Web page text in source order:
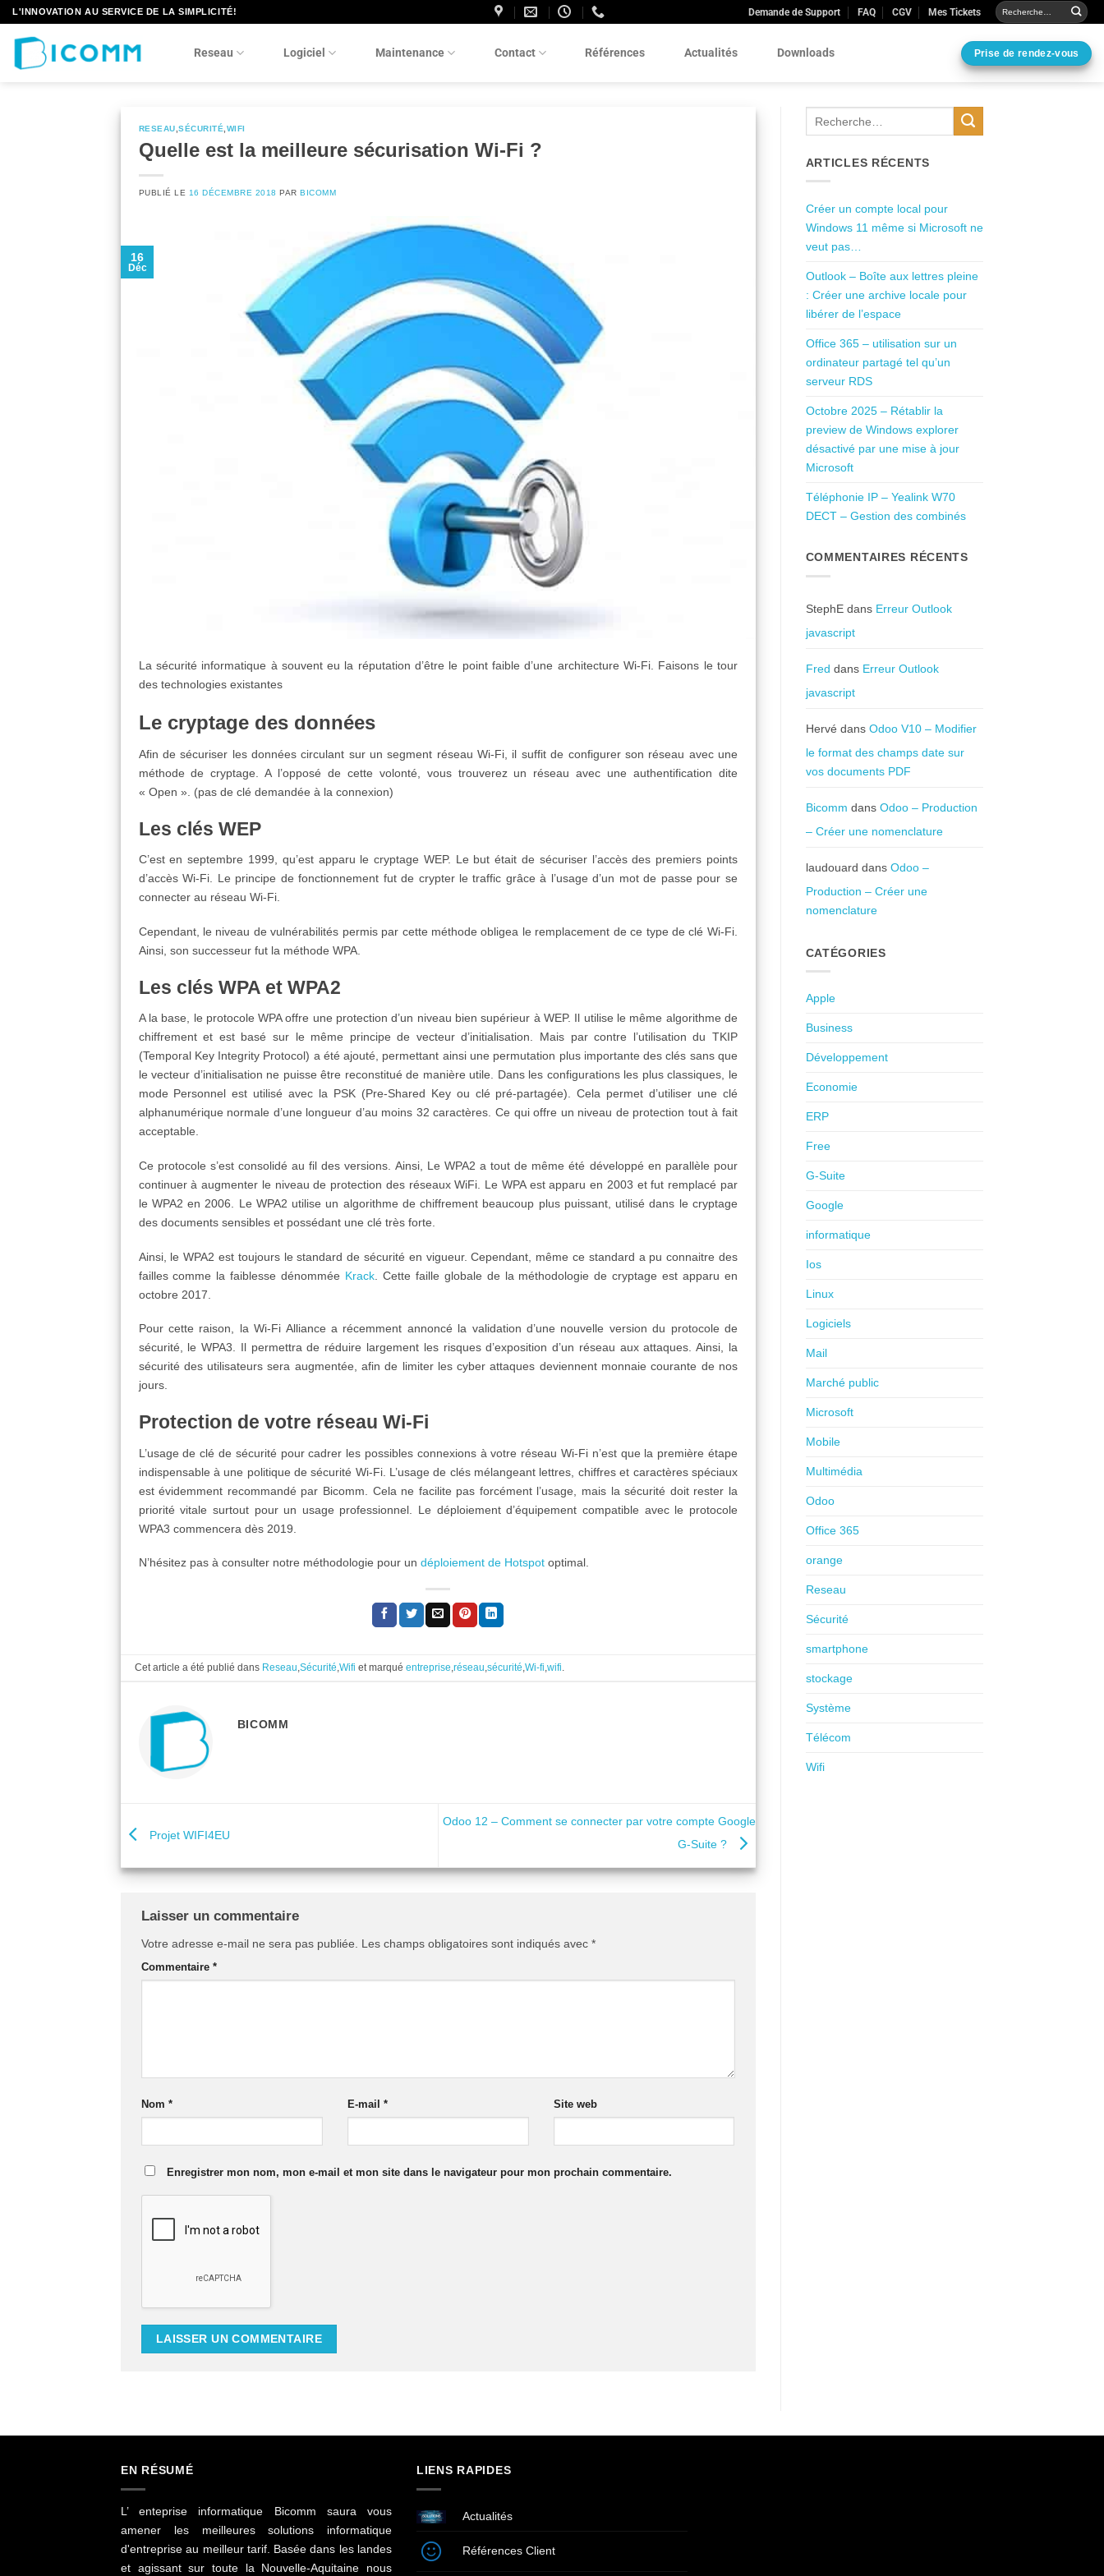
Passer
au
contenu
L'INNOVATION AU SERVICE DE LA SIMPLICITÉ! Demande de Support FAQ CGV Mes Tickets
Reseau Logiciel Maintenance Contact Références Actualités Downloads Prise de rendez-vous
RESEAU ,SÉCURITÉ WIFI
Quelle est la meilleure sécurisation Wi-Fi ?
PUBLIÉ LE 16 DÉCEMBRE 2018 PAR BICOMM
16
Déc
La sécurité informatique à souvent eu la réputation d’être le point faible d’une architecture Wi-Fi. Faisons le tour
des technologies existantes
Le cryptage des données
Afin de sécuriser les données circulant sur un segment réseau Wi-Fi, il suffit de configurer son réseau avec une
méthode de cryptage. A l’opposé de cette volonté, vous trouverez un réseau avec une authentification dite
« Open ». (pas de clé demandée à la connexion)
Les clés WEP
C’est en septembre 1999, qu’est apparu le cryptage WEP. Le but était de sécuriser l’accès des premiers points
d’accès Wi-Fi. Le principe de fonctionnement fut de crypter le traffic grâce à l’usage d’un mot de passe pour se
connecter au réseau Wi-Fi.
Cependant, le niveau de vulnérabilités permis par cette méthode obligea le remplacement de ce type de clé Wi-Fi.
Ainsi, son successeur fut la méthode WPA.
Les clés WPA et WPA2
A la base, le protocole WPA offre une protection d’un niveau bien supérieur à WEP. Il utilise le même algorithme de
chiffrement et est basé sur le même principe de vecteur d’initialisation. Mais par contre l’utilisation du TKIP
(Temporal Key Integrity Protocol) a été ajouté, permettant ainsi une permutation plus importante des clés sans que
le vecteur d’initialisation ne puisse être reconstitué de manière utile. Dans les configurations les plus classiques, le
mode Personnel est utilisé avec la PSK (Pre-Shared Key ou clé pré-partagée). Cela permet d’utiliser une clé
alphanumérique normale d’une longueur d’au moins 32 caractères. Ce qui offre un niveau de protection tout à fait
acceptable.
Ce protocole s’est consolidé au fil des versions. Ainsi, Le WPA2 a tout de même été développé en parallèle pour
continuer à augmenter le niveau de protection des réseaux WiFi. Le WPA est apparu en 2003 et fut remplacé par
le WPA2 en 2006. Le WPA2 utilise un algorithme de chiffrement beaucoup plus puissant, utilisé dans le cryptage
des documents sensibles et possédant une clé très forte.
Ainsi, le WPA2 est toujours le standard de sécurité en vigueur. Cependant, même ce standard a pu connaitre des
failles comme la faiblesse dénommée Krack . Cette faille globale de la méthodologie de cryptage est apparu en
octobre 2017.
Pour cette raison, la Wi-Fi Alliance a récemment annoncé la validation d’une nouvelle version du protocole de
sécurité, le WPA3. Il permettra de réduire largement les risques d’exposition d’un réseau aux attaques. Ainsi, la
sécurité des utilisateurs sera augmentée, afin de limiter les cyber attaques deviennent monnaie courante de nos
jours.
Protection de votre réseau Wi-Fi
L’usage de clé de sécurité pour cadrer les possibles connexions à votre réseau Wi-Fi n’est que la première étape
indispensable à une politique de sécurité Wi-Fi. L’usage de clés mélangeant lettres, chiffres et caractères spéciaux
est évidemment recommandé par Bicomm. Cela ne facilite pas forcément l’usage, mais la sécurité doit rester la
priorité vitale surtout pour un usage professionnel. Le déploiement d’équipement compatible avec le protocole
WPA3 commencera dès 2019.
N’hésitez pas à consulter notre méthodologie pour un déploiement de Hotspotoptimal.
Cet article a été publié dans Reseau ,Sécurité ,Wifi et marquéentreprise ,réseau ,sécurité ,Wi-fi ,wifi
BICOMM
Projet WIFI4EU
Odoo 12 – Comment se connecter par votre compte Google
G-Suite ?
Laisser un commentaire
Votre adresse e-mail ne sera pas publiée. Les champs obligatoires sont indiqués avec *
Commentaire *
Nom * E-mail * Site web
Enregistrer mon nom, mon e-mail et mon site dans le navigateur pour mon prochain commentaire.
ARTICLES RÉCENTS
Créer un compte local pour
Windows 11 même si Microsoft ne
veut pas…
Outlook – Boîte aux lettres pleine
: Créer une archive locale pour
libérer de l’espace
Office 365 – utilisation sur un
ordinateur partagé tel qu’un
serveur RDS
Octobre 2025 – Rétablir la
preview de Windows explorer
désactivé par une mise à jour
Microsoft
Téléphonie IP – Yealink W70
DECT – Gestion des combinés
COMMENTAIRES RÉCENTS
StephEdans Erreur Outlook
javascript
Fred dans Erreur Outlook
javascript
Hervé dans Odoo V10 – Modifier
le format des champs date sur
vos documents PDF
Bicomm dans Odoo – Production
– Créer une nomenclature
laudouard dans Odoo –
Production – Créer une
nomenclature
CATÉGORIES
Apple
Business
Développement
Economie
ERP
Free
G-Suite
Google
informatique
Ios
Linux
Logiciels
Mail
Marché public
Microsoft
Mobile
Multimédia
Odoo
Office 365
orange
Reseau
Sécurité
smartphone
stockage
Système
Télécom
Wifi
EN RÉSUMÉ
L’ enteprise informatique Bicomm saura vous
amener les meilleures solutions informatique
d'entreprise au meilleur tarif. Basée dans les landes
et agissant sur toute la Nouvelle-Aquitaine nous
LIENS RAPIDES
Actualités
Références Client